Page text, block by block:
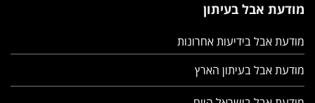
מודעת אבל בעיתון
מודעת אבל בידיעות אחרונות
מודעת אבל בעיתון הארץ